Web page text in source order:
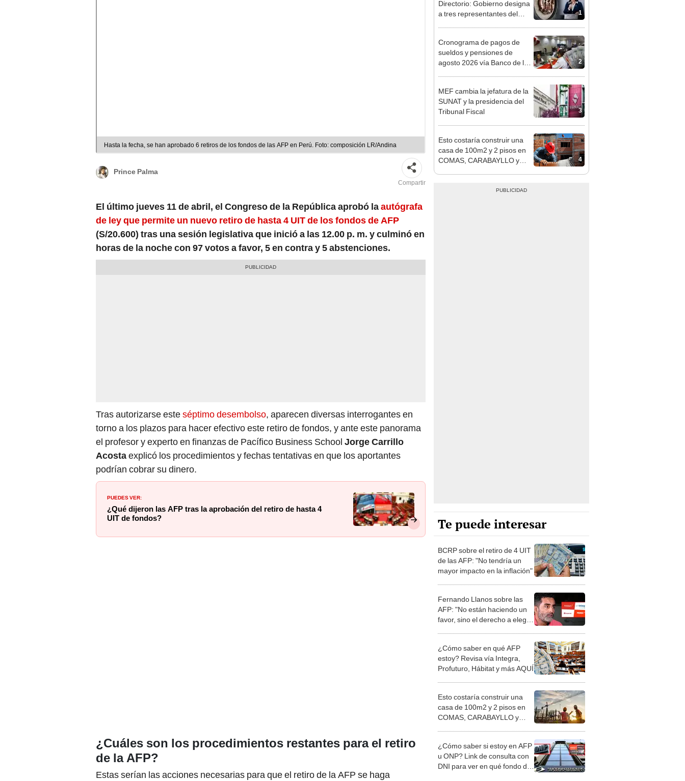
Hasta la fecha, se han aprobado 6 retiros de los fondos de las AFP en Perú. Foto: composición LR/Andina
Prince Palma
Compartir
El último jueves 11 de abril, el Congreso de la República aprobó laautógrafa
de ley que permite un nuevo retiro de hasta 4 UIT de los fondos de AFP
(S/20.600) tras una sesión legislativa que inició a las 12.00 p. m. y culminó en
horas de la noche con 97 votos a favor, 5 en contra y 5 abstenciones.
Tras autorizarse esteséptimo desembolso, aparecen diversas interrogantes en
torno a los plazos para hacer efectivo este retiro de fondos, y ante este panorama
el profesor y experto en finanzas de Pacífico Business School Jorge Carrillo
Acostaexplicó los procedimientos y fechas tentativas en que los aportantes
podrían cobrar su dinero.
PUEDES VER:
¿Qué dijeron las AFP tras la aprobación del retiro de hasta 4
UIT de fondos?
¿Cuáles son los procedimientos restantes para el retiro
de la AFP?
Estas serían las acciones necesarias para que el retiro de la AFP se haga
1
Directorio: Gobierno designa
a tres representantes del
2
Cronograma de pagos de
sueldos y pensiones de
agosto 2026 vía Banco de la
3
MEF cambia la jefatura de la
SUNAT y la presidencia del
Tribunal Fiscal
4
Esto costaría construir una
casa de 100m2 y 2 pisos en
COMAS, CARABAYLLO y
Te puede interesar
BCRP sobre el retiro de 4 UIT
de las AFP: "No tendría un
mayor impacto en la inflación"
Fernando Llanos sobre las
AFP: "No están haciendo un
favor, sino el derecho a elegir
¿Cómo saber en qué AFP
estoy? Revisa vía Integra,
Profuturo, Hábitat y más AQUÍ
Esto costaría construir una
casa de 100m2 y 2 pisos en
COMAS, CARABAYLLO y
¿Cómo saber si estoy en AFP
u ONP? Link de consulta con
DNI para ver en qué fondo de